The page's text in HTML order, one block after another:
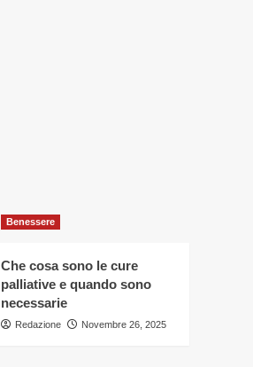
Benessere
Che cosa sono le cure
palliative e quando sono
necessarie
Redazione Novembre 26, 2025